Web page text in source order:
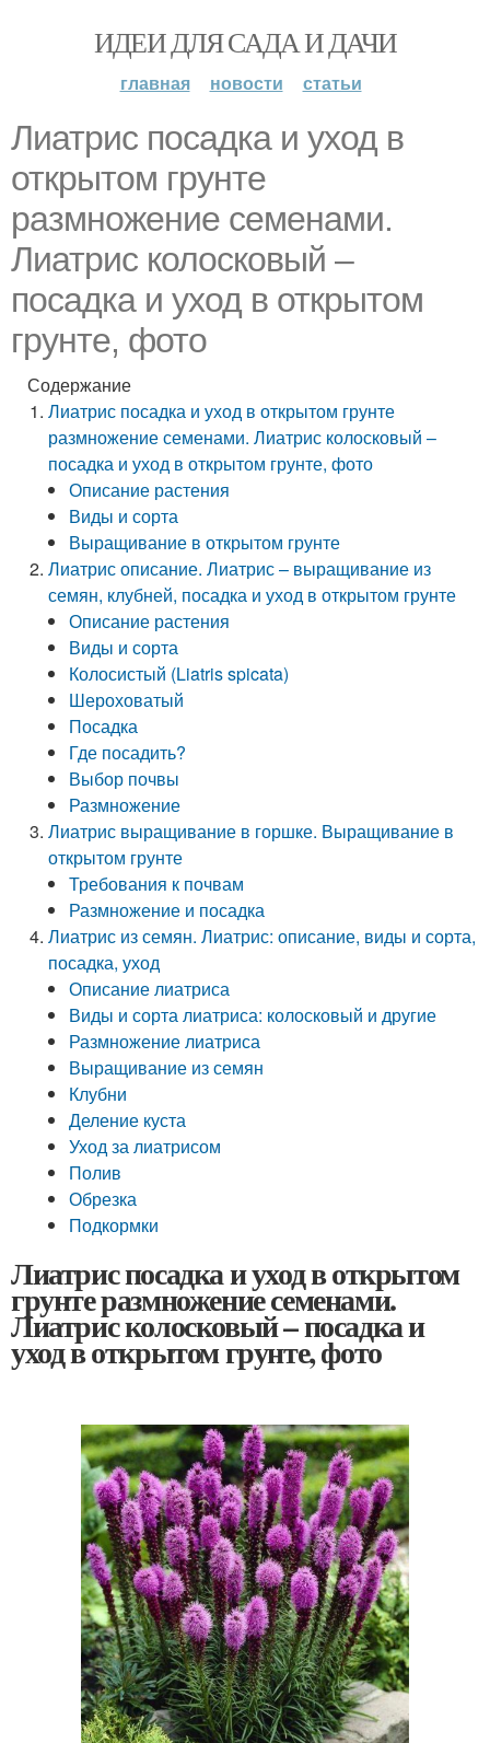
ИДЕИ ДЛЯ САДА И ДАЧИ
главная новости статьи
Лиатрис посадка и уход в
открытом грунте
размножение семенами.
Лиатрис колосковый –
посадка и уход в открытом
грунте, фото
Содержание
Лиатрис посадка и уход в открытом грунте
размножение семенами. Лиатрис колосковый –
посадка и уход в открытом грунте, фото
Описание растения
Виды и сорта
Выращивание в открытом грунте
Лиатрис описание. Лиатрис – выращивание из
семян, клубней, посадка и уход в открытом грунте
Описание растения
Виды и сорта
Колосистый (Liatris spicata)
Шероховатый
Посадка
Где посадить?
Выбор почвы
Размножение
Лиатрис выращивание в горшке. Выращивание в
открытом грунте
Требования к почвам
Размножение и посадка
Лиатрис из семян. Лиатрис: описание, виды и сорта,
посадка, уход
Описание лиатриса
Виды и сорта лиатриса: колосковый и другие
Размножение лиатриса
Выращивание из семян
Клубни
Деление куста
Уход за лиатрисом
Полив
Обрезка
Подкормки
Лиатрис посадка и уход в открытом
грунте размножение семенами.
Лиатрис колосковый – посадка и
уход в открытом грунте, фото